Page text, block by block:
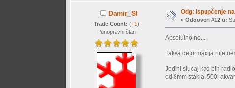
Damir_Sl
Trade Count:(+1)
Punopravni član
Odg: Ispupčenje
«Odgovori #12 u:
Apsolutno ne....
Takva deformacija nije
Jedini slucaj kad bih
od 8mm stakla, 500l